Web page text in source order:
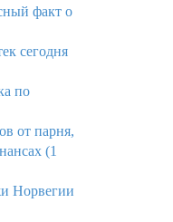
факт о
сегодня
по
от парня,
(1
Норвегии